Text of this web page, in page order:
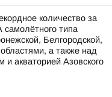
количество за
типа
Белгородской,
а также над
и акваторией Азовского